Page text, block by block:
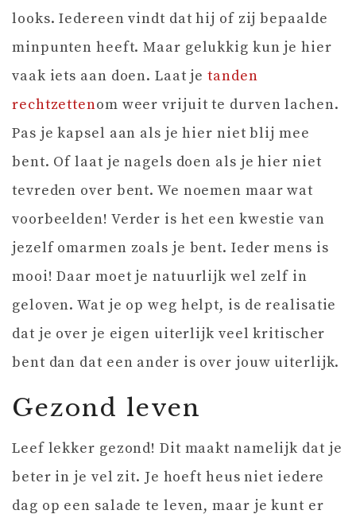
looks. Iedereen vindt dat hij of zij bepaalde
minpunten heeft. Maar gelukkig kun je hier
vaak iets aan doen. Laat jetanden
rechtzettenom weer vrijuit te durven lachen.
Pas je kapsel aan als je hier niet blij mee
bent. Of laat je nagels doen als je hier niet
tevreden over bent. We noemen maar wat
voorbeelden! Verder is het een kwestie van
jezelf omarmen zoals je bent. Ieder mens is
mooi! Daar moet je natuurlijk wel zelf in
geloven. Wat je op weg helpt, is de realisatie
dat je over je eigen uiterlijk veel kritischer
bent dan dat een ander is over jouw uiterlijk.
Gezond leven
Leef lekker gezond! Dit maakt namelijk dat je
beter in je vel zit. Je hoeft heus niet iedere
dag op een salade te leven, maar je kunt er